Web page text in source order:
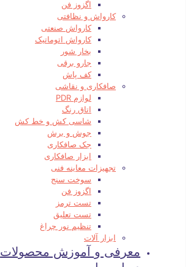
اگزوز فن
کارواش و نظافتی
کارواش صنعتی
کارواش اتوماتیک
بخار شور
جارو برقی
کف پاش
صافکاری و نقاشی
لوازم PDR
اتاق رنگ
شاسی کش و خط کش
جوش و برش
جک صافکاری
ابزار صافکاری
تجهیزات معاینه فنی
سوخت سنج
اگزوز فن
تست ترمز
تست تعلیق
تنظیم نور چراغ
ابزار آلات
معرفی و آموزش محصولات